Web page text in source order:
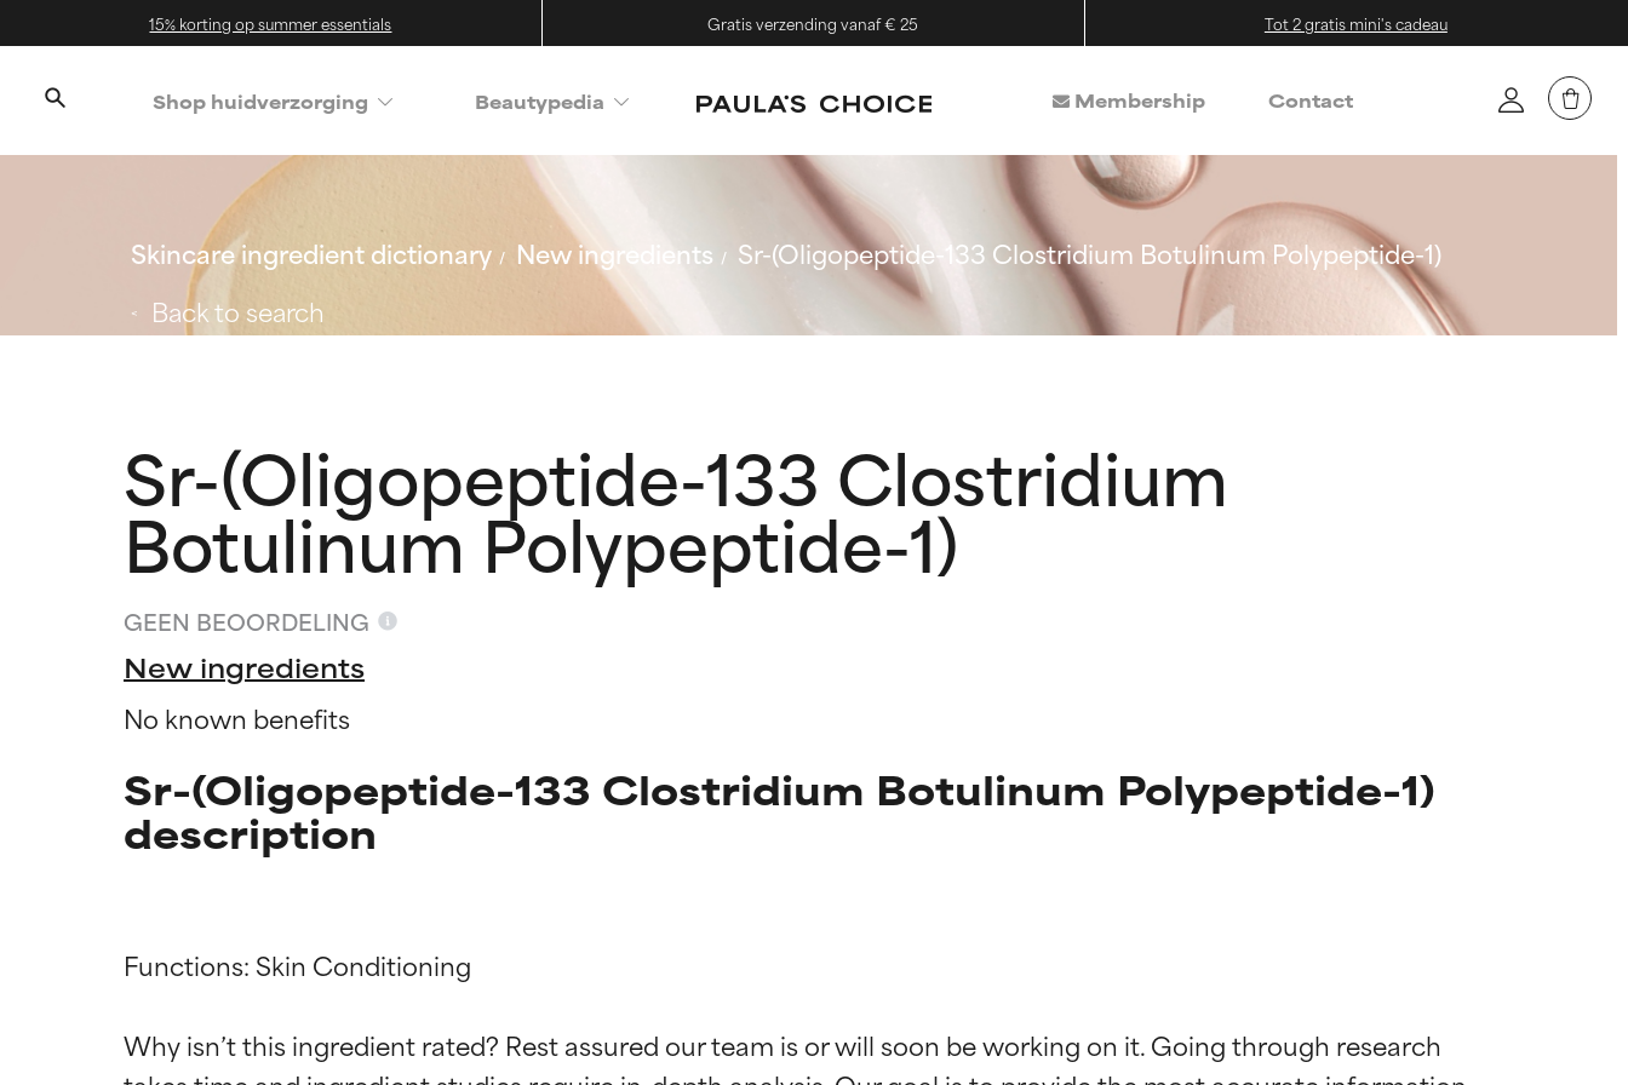
15% korting op summer essentials Gratis verzending vanaf € 25 Tot 2 gratis mini's cadeau
Shop huidverzorging Beautypedia Membership Contact
Skincare ingredient dictionary New ingredients
Sr-(Oligopeptide-133 Clostridium Botulinum Polypeptide-1)
Back to search
Sr-(Oligopeptide-133 Clostridium
Botulinum Polypeptide-1)
GEEN BEOORDELING
New ingredients
No known benefits
Sr-(Oligopeptide-133 Clostridium Botulinum Polypeptide-1)
description
Functions: Skin Conditioning
Why isn’t this ingredient rated? Rest assured our team is or will soon be working on it. Going through research